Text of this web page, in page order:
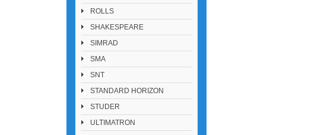
ROLLS
SHAKESPEARE
SIMRAD
SMA
SNT
STANDARD HORIZON
STUDER
ULTIMATRON